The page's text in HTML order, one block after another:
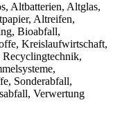
Altbatterien, Altglas,
Altreifen,
Bioabfall,
Kreislaufwirtschaft,
Sonderabfall,
Verwertung